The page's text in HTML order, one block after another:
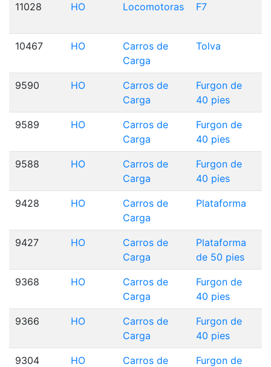
11028 HO Locomotoras F7
10467 HO
Carros de
Carga
Tolva
9590 HO
Carros de
Carga
Furgon de
40 pies
9589 HO
Carros de
Carga
Furgon de
40 pies
9588 HO
Carros de
Carga
Furgon de
40 pies
9428 HO
Carros de
Carga
Plataforma
9427 HO
Carros de
Carga
Plataforma
de 50 pies
9368 HO
Carros de
Carga
Furgon de
40 pies
9366 HO
Carros de
Carga
Furgon de
40 pies
9304 HO
Carros de
Furgon de